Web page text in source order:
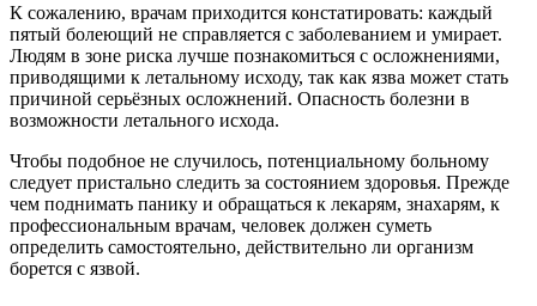
К сожалению, врачам приходится констатировать: каждый
пятый болеющий не справляется с заболеванием и умирает.
Людям в зоне риска лучше познакомиться с осложнениями,
приводящими к летальному исходу, так как язва может стать
причиной серьёзных осложнений. Опасность болезни в
возможности летального исхода.
Чтобы подобное не случилось, потенциальному больному
следует пристально следить за состоянием здоровья. Прежде
чем поднимать панику и обращаться к лекарям, знахарям, к
профессиональным врачам, человек должен суметь
определить самостоятельно, действительно ли организм
борется с язвой.